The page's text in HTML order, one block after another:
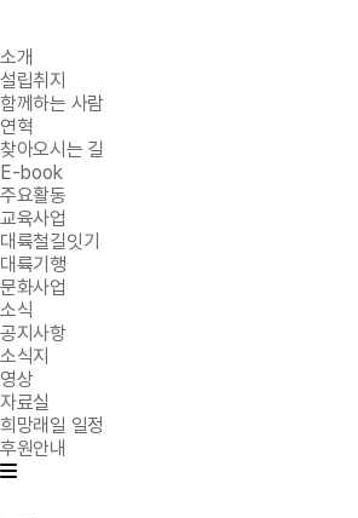
소개
설립취지
함께하는 사람
연혁
찾아오시는 길
E-book
주요활동
교육사업
대륙철길잇기
대륙기행
문화사업
소식
공지사항
소식지
영상
자료실
희망래일 일정
후원안내